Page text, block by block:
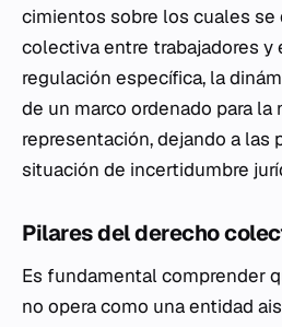
cimientos sobre los cuales se
colectiva entre trabajadores y
regulación específica, la
de un marco ordenado para la
representación, dejando a las
situación de incertidumbre
Pilares del derecho
Es fundamental comprender
no opera como una entidad